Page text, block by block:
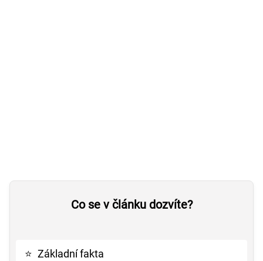
Co se v článku dozvíte?
⭐ Základní fakta